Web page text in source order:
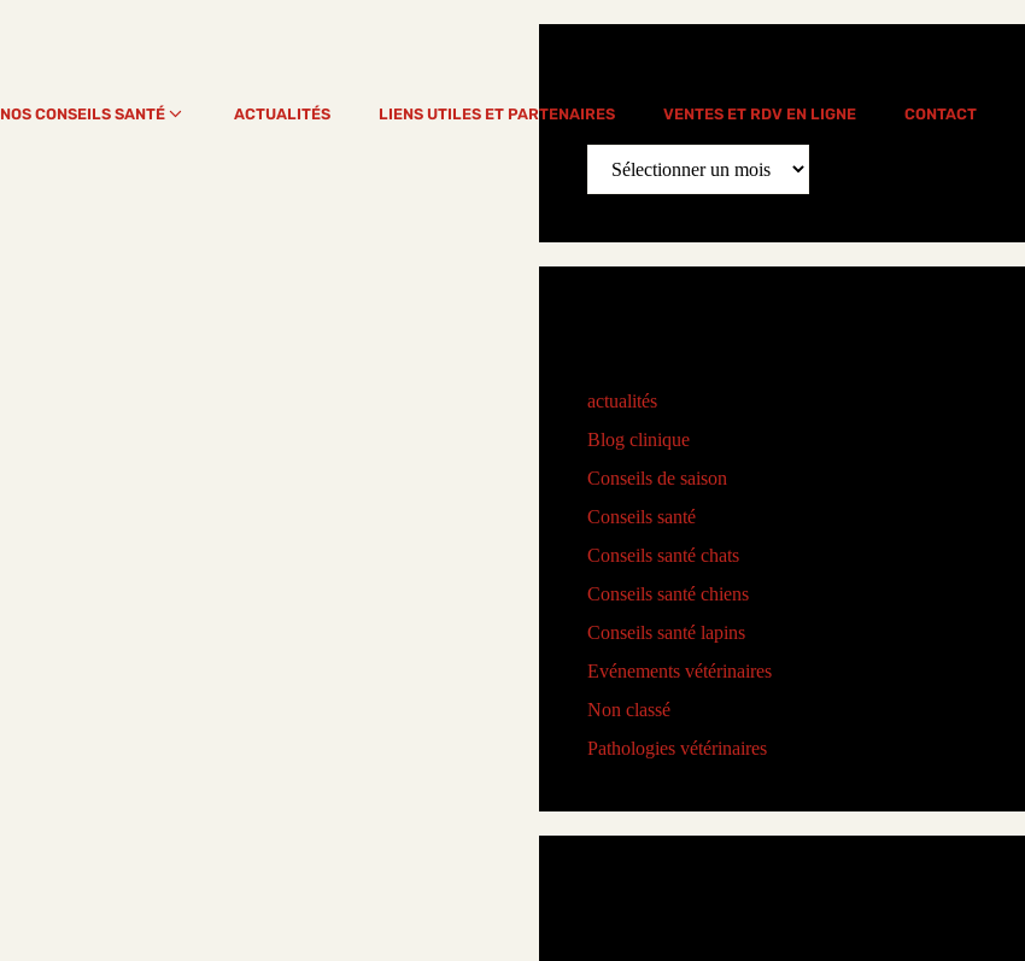
NOS CONSEILS SANTÉ ACTUALITÉS LIENS UTILES ET PARTENAIRES VENTES ET RDV EN LIGNE CONTACT
News
actualités(77)
Blog clinique(25)
Conseils de saison
Conseils santé(18)
Conseils santé chats(6)
Conseils santé chiens(5)
Conseils santé lapins(2)
Evénements vétérinaires(2)
Non classé(2)
Pathologies vétérinaires(4)